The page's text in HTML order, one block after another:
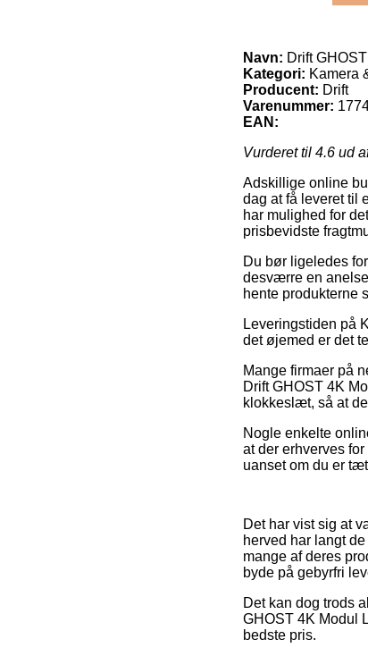
Navn: Drift
Kategori: Kamera
Producent: Drift
Varenummer:
EAN:
Vurderet til 4.6 ud
Adskillige online
dag at få leveret til
har mulighed for
prisbevidste
Du bør ligeledes
desværre en
hente produkterne
Leveringstiden på
det øjemed er det
Mange firmaer på
Drift GHOST 4K
klokkeslæt, så at
Nogle enkelte
at der erhverves
uanset om du er
Det har vist sig at
herved har langt
mange af deres
byde på gebyrfri
Det kan dog trods
GHOST 4K Modul
bedste pris.